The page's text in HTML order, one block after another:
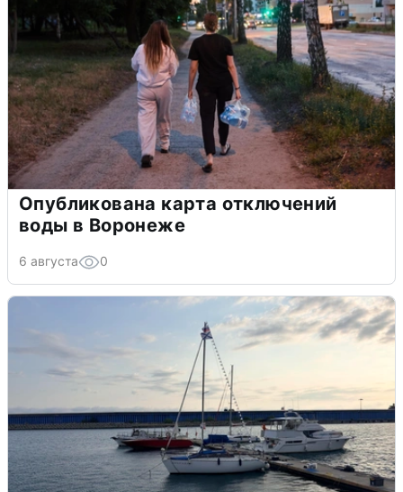
Опубликована карта отключений
воды в Воронеже
6 августа 0